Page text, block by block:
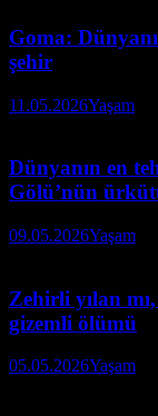
Goma:
şehir
11.05.2026Yaşam
Dünyanın en
Gölü’nün
09.05.2026Yaşam
Zehirli yılan
gizemli ölümü
05.05.2026Yaşam